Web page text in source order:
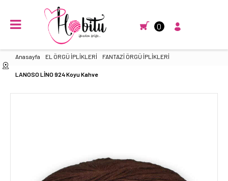
0
Anasayfa EL ÖRGÜ İPLİKLERİ FANTAZİ ÖRGÜ İPLİKLERİ
LANOSO LİNO 924 Koyu Kahve